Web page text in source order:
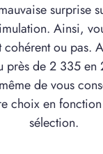
surprise
Ainsi,
cohérent ou pas.
près de 2 335 en
de vous
choix en
sélection.